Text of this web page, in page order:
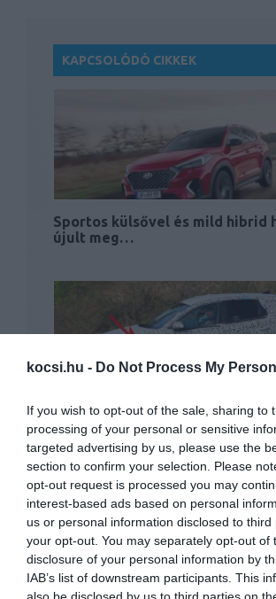
kocsi.hu - Do Not Process My
If you wish to opt-out of the sale, sharing to
processing of your personal or sensitive
targeted advertising by us, please use the
section to confirm your selection. Please
opt-out request is processed you may
interest-based ads based on personal
us or personal information disclosed to
your opt-out. You may separately opt-out of
disclosure of your personal information by
IAB’s list of downstream participants. This
KAPCSOLÓDÓ CIKKEK
Sportos külsővel és mild hibrid
újult meg…
Bakival kezdődött az új Hyundai
tesztelése